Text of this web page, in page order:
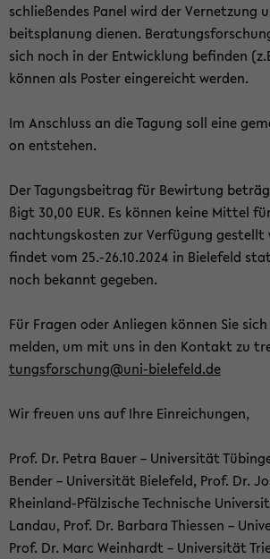
schlie­ßen­des Panel wird der Ver­net­zung
beits­pla­nung die­nen.
sich noch in der Ent­wick­lung be­fin­den
kön­nen als Pos­ter ein­ge­reicht wer­den.
Im An­schluss an die Ta­gung soll eine
on ent­ste­hen.
Der Ta­gungs­bei­trag für Be­wir­tung
ßigt 30,00 EUR. Es kön­nen keine Mit­tel
nach­tungs­kos­ten zur Ver­fü­gung ge­stellt
fin­det vom 25.-26.10.2024 in Bie­le­feld
noch be­kannt ge­ge­ben.
Für Fra­gen oder An­lie­gen kön­nen Sie
mel­den, um mit uns in den Kon­takt zu
tungs­for­schung@uni-​bielefeld.de
Wir freu­en uns auf Ihre Ein­rei­chun­gen,
Prof. Dr. Petra Bauer – Uni­ver­si­tät
Ben­der – Uni­ver­si­tät Bie­le­feld, Prof. Dr.
Rheinland-​Pfälzische Tech­ni­sche
Landau, Prof. Dr. Bar­ba­ra Thies­sen –
Prof. Dr. Marc Wein­hardt – Uni­ver­si­tät